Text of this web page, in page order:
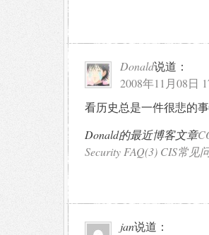
Donald说道：
2008年11月08日
看历史总是一件很悲的
Donald的最近博客文章
Security FAQ(3) CIS常见
jan说道：